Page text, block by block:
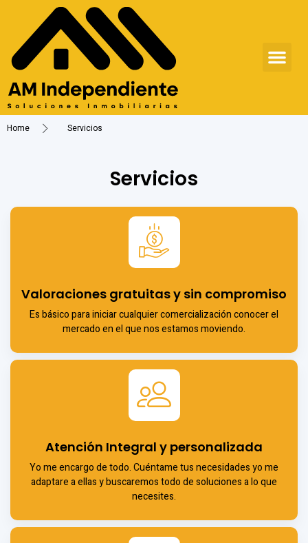
Home Servicios
Servicios
Valoraciones gratuitas y sin compromiso
Es básico para iniciar cualquier comercialización conocer el
mercado en el que nos estamos moviendo.
Atención Integral y personalizada
Yo me encargo de todo. Cuéntame tus necesidades yo me
adaptare a ellas y buscaremos todo de soluciones a lo que
necesites.